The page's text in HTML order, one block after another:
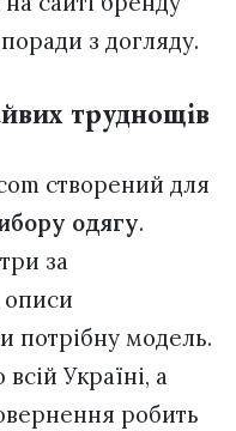
з догляду.
труднощів
створений для
одягу.
за
описи
потрібну модель.
Україні, а
робить